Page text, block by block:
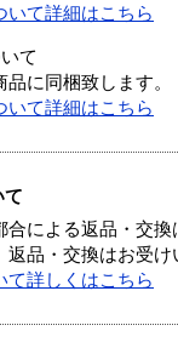
いて詳細はこちら
て
品に同梱致します。
いて詳細はこちら
て
合による返品・交
返品・交換はお受け
て詳しくはこちら